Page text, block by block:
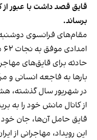
قایق قصد داشت با عبور از
برساند.
امدادی موفق به نجات ۶۲ مهاجر از این قایق حادثه‌دیده شدند.
حادثه برای قایق‌های
بارها به فاجعه انسانی
در شهریور سال گذشته،
از کانال مانش خود را به
قایق حامل آن‌ها، جان خود
این رویداد، مهاجرانی از